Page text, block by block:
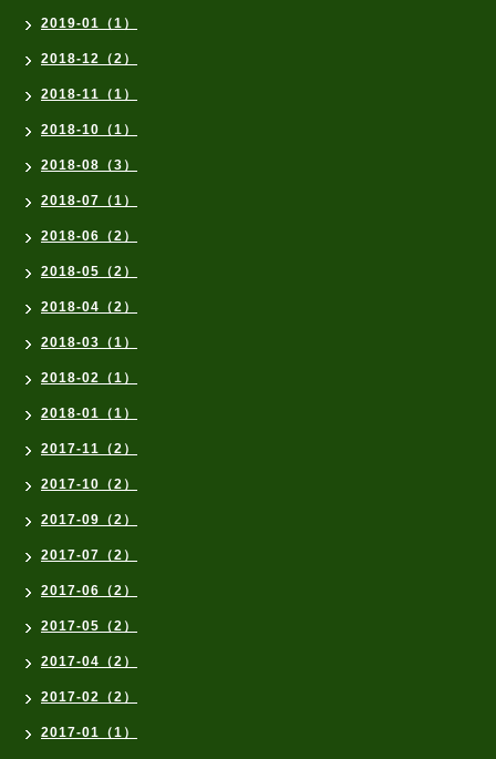
2019-01（1）
2018-12（2）
2018-11（1）
2018-10（1）
2018-08（3）
2018-07（1）
2018-06（2）
2018-05（2）
2018-04（2）
2018-03（1）
2018-02（1）
2018-01（1）
2017-11（2）
2017-10（2）
2017-09（2）
2017-07（2）
2017-06（2）
2017-05（2）
2017-04（2）
2017-02（2）
2017-01（1）